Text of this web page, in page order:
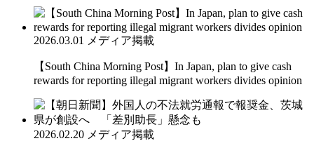
2026.03.01 メディア掲載
【South China Morning Post】In Japan, plan to give cash
rewards for reporting illegal migrant workers divides opinion
2026.02.20 メディア掲載